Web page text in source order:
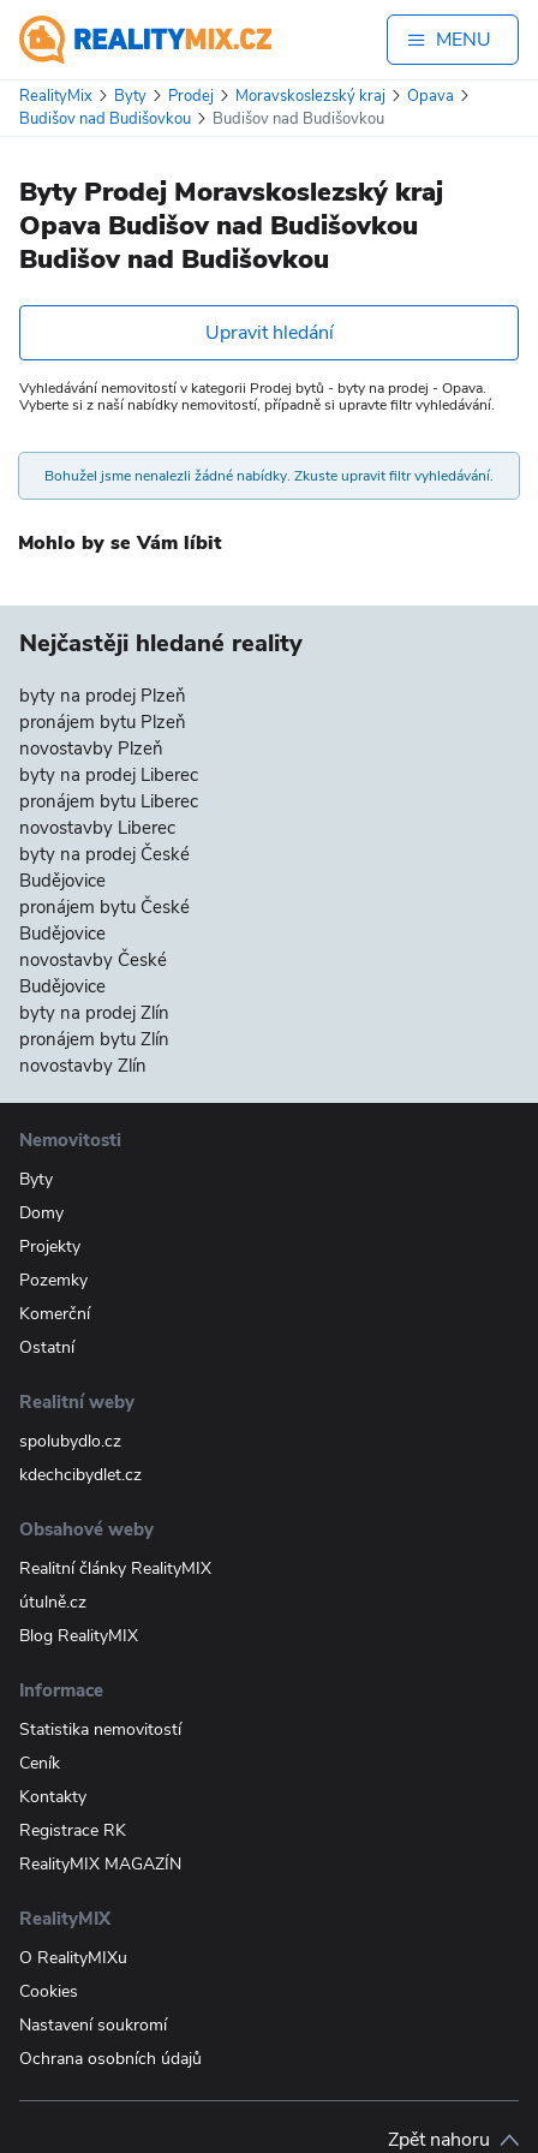
MENU
RealityMix Byty Prodej Moravskoslezský kraj
Opava
Budišov nad Budišovkou
Budišov nad Budišovkou
Byty Prodej Moravskoslezský kraj
Opava Budišov nad Budišovkou
Budišov nad Budišovkou
Upravit hledání
Vyhledávání nemovitostí v kategorii Prodej bytů - byty na prodej - Opava.
Vyberte si z naší nabídky nemovitostí, případně si upravte filtr vyhledávání.
Bohužel jsme nenalezli žádné nabídky. Zkuste upravit filtr vyhledávání.
Mohlo by se Vám líbit
Nejčastěji hledané reality
byty na prodej Plzeň
pronájem bytu Plzeň
novostavby Plzeň
byty na prodej Liberec
pronájem bytu Liberec
novostavby Liberec
byty na prodej České
Budějovice
pronájem bytu České
Budějovice
novostavby České
Budějovice
byty na prodej Zlín
pronájem bytu Zlín
novostavby Zlín
Nemovitosti
Byty
Domy
Projekty
Pozemky
Komerční
Ostatní
Realitní weby
spolubydlo.cz
kdechcibydlet.cz
Obsahové weby
Realitní články RealityMIX
útulně.cz
Blog RealityMIX
Informace
Statistika nemovitostí
Ceník
Kontakty
Registrace RK
RealityMIX MAGAZÍN
RealityMIX
O RealityMIXu
Cookies
Nastavení soukromí
Ochrana osobních údajů
Zpět nahoru